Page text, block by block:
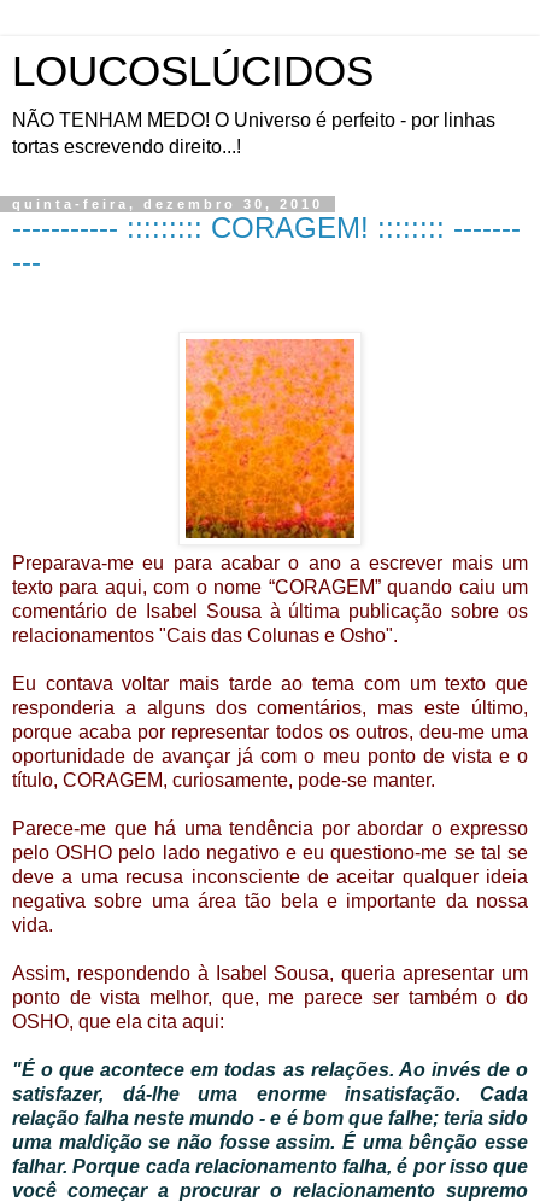
LOUCOSLÚCIDOS
NÃO TENHAM MEDO! O Universo é perfeito - por linhas
tortas escrevendo direito...!
quinta-feira, dezembro 30, 2010
----------- ::::::::: CORAGEM! :::::::: -------
---
Preparava-me eu para acabar o ano a escrever mais um
texto para aqui, com o nome “CORAGEM” quando caiu um
comentário de Isabel Sousa à última publicação sobre os
relacionamentos "Cais das Colunas e Osho".
Eu contava voltar mais tarde ao tema com um texto que
responderia a alguns dos comentários, mas este último,
porque acaba por representar todos os outros, deu-me uma
oportunidade de avançar já com o meu ponto de vista e o
título, CORAGEM, curiosamente, pode-se manter.
Parece-me que há uma tendência por abordar o expresso
pelo OSHO pelo lado negativo e eu questiono-me se tal se
deve a uma recusa inconsciente de aceitar qualquer ideia
negativa sobre uma área tão bela e importante da nossa
vida.
Assim, respondendo à Isabel Sousa, queria apresentar um
ponto de vista melhor, que, me parece ser também o do
OSHO, que ela cita aqui:
"É o que acontece em todas as relações. Ao invés de o
satisfazer, dá-lhe uma enorme insatisfação. Cada
relação falha neste mundo - e é bom que falhe; teria sido
uma maldição se não fosse assim. É uma bênção esse
falhar. Porque cada relacionamento falha, é por isso que
você começar a procurar o relacionamento supremo